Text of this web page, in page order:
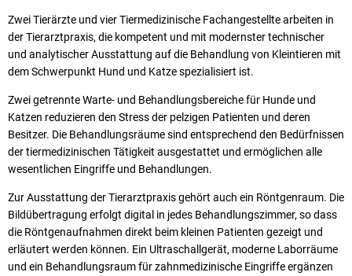
Zwei Tierärzte und vier Tiermedizinische Fachangestellte arbeiten in
der Tierarztpraxis, die kompetent und mit modernster technischer
und analytischer Ausstattung auf die Behandlung von Kleintieren mit
dem Schwerpunkt Hund und Katze spezialisiert ist.
Zwei getrennte Warte- und Behandlungsbereiche für Hunde und
Katzen reduzieren den Stress der pelzigen Patienten und deren
Besitzer. Die Behandlungsräume sind entsprechend den Bedürfnissen
der tiermedizinischen Tätigkeit ausgestattet und ermöglichen alle
wesentlichen Eingriffe und Behandlungen.
Zur Ausstattung der Tierarztpraxis gehört auch ein Röntgenraum. Die
Bildübertragung erfolgt digital in jedes Behandlungszimmer, so dass
die Röntgenaufnahmen direkt beim kleinen Patienten gezeigt und
erläutert werden können. Ein Ultraschallgerät, moderne Laborräume
und ein Behandlungsraum für zahnmedizinische Eingriffe ergänzen